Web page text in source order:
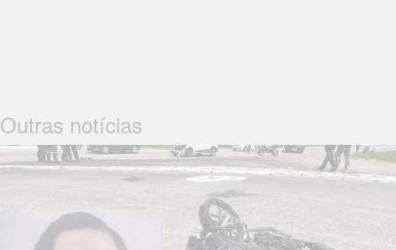
Outras notícias